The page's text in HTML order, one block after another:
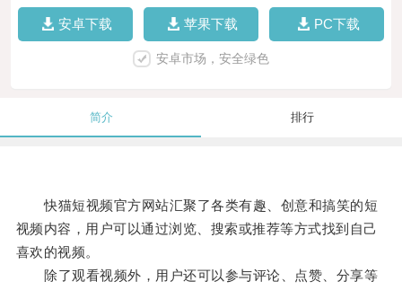
安卓下载 苹果下载 PC下载
安卓市场，安全绿色
简介 排行
快猫短视频官方网站汇聚了各类有趣、创意和搞笑的短
视频内容，用户可以通过浏览、搜索或推荐等方式找到自己
喜欢的视频。
除了观看视频外，用户还可以参与评论、点赞、分享等